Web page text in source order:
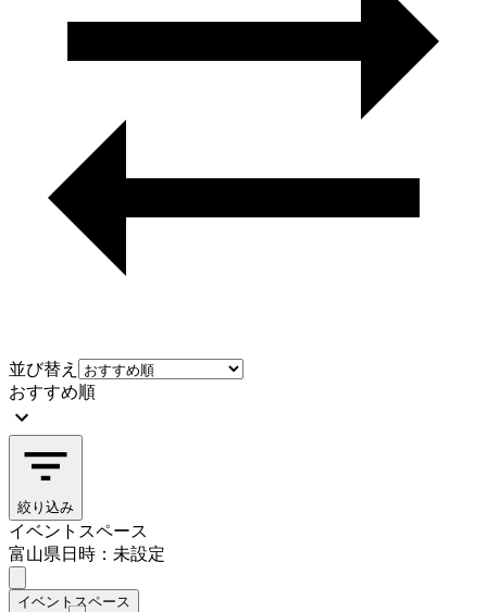
並び替え
おすすめ順
絞り込み
イベントスペース
富山県日時：未設定
イベントスペース